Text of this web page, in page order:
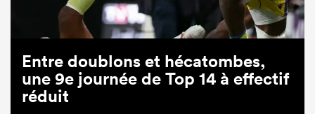
Entre doublons et hécatombes,
une 9e journée de Top 14 à effectif
réduit